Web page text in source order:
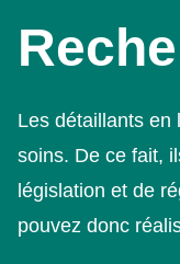
Les détaillants en
soins. De ce fait,
législation et de
pouvez donc